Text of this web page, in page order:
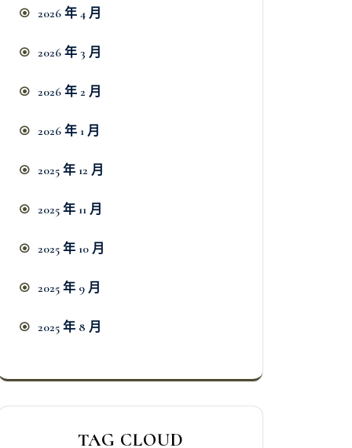
2026 年 4 月
2026 年 3 月
2026 年 2 月
2026 年 1 月
2025 年 12 月
2025 年 11 月
2025 年 10 月
2025 年 9 月
2025 年 8 月
TAG CLOUD